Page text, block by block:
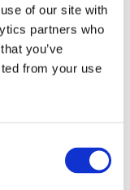
of our site with
partners who
you’ve
from your use
qui e troverai